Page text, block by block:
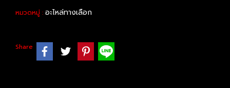
หมวดหมู่ : อะไหล่ทางเลือก
Share